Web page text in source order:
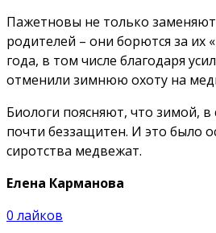
Пажетновы не только
родителей – они борются за их
года, в том числе благодаря
отменили зимнюю охоту на
Биологи поясняют, что зимой, в
почти беззащитен. И это было
сиротства медвежат.
Елена Карманова
0 лайков